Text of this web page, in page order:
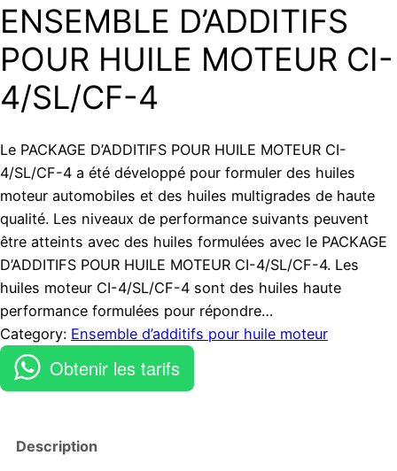
ENSEMBLE D’ADDITIFS
POUR HUILE MOTEUR CI-
4/SL/CF-4
Le PACKAGE D’ADDITIFS POUR HUILE MOTEUR CI-
4/SL/CF-4 a été développé pour formuler des huiles
moteur automobiles et des huiles multigrades de haute
qualité. Les niveaux de performance suivants peuvent
être atteints avec des huiles formulées avec le PACKAGE
D’ADDITIFS POUR HUILE MOTEUR CI-4/SL/CF-4. Les
huiles moteur CI-4/SL/CF-4 sont des huiles haute
performance formulées pour répondre…
Category: Ensemble d’additifs pour huile moteur
Obtenir les tarifs
Description